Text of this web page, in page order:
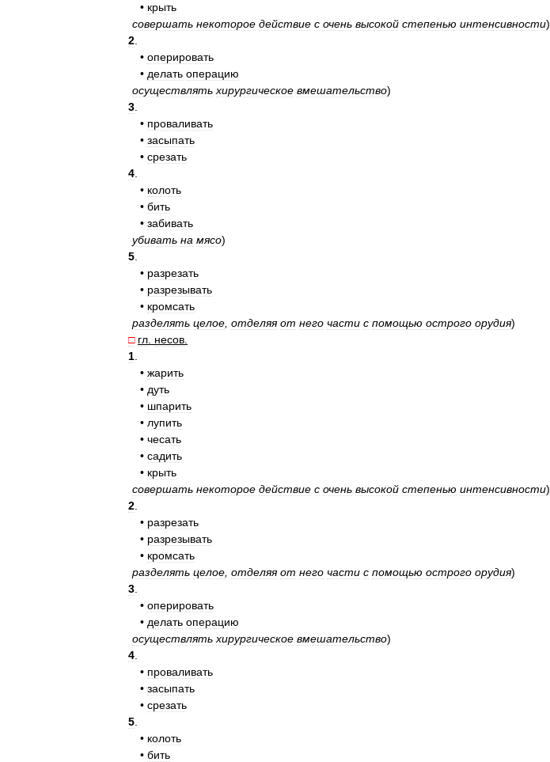
• крыть
совершать некоторое действие с очень высокой степенью интенсивности)
2
• оперировать
• делать операцию
осуществлять хирургическое вмешательство)
3
• проваливать
• засыпать
• срезать
4
• колоть
• бить
• забивать
убивать на мясо)
5
• разрезать
• разрезывать
• кромсать
разделять целое отделяя от него части с помощью острого орудия)
□ гл несов
1
• жарить
• дуть
• шпарить
• лупить
• чесать
• садить
• крыть
совершать некоторое действие с очень высокой степенью интенсивности)
2
• разрезать
• разрезывать
• кромсать
разделять целое отделяя от него части с помощью острого орудия)
3
• оперировать
• делать операцию
осуществлять хирургическое вмешательство)
4
• проваливать
• засыпать
• срезать
5
• колоть
• бить